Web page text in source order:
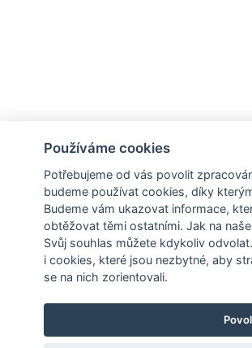
Používáme cookies
Potřebujeme od vás povolit
budeme používat cookies, díky
Budeme vám ukazovat informace,
obtěžovat těmi ostatními. Jak na
Svůj souhlas můžete kdykoliv
i cookies, které jsou nezbytné, aby
se na nich zorientovali.